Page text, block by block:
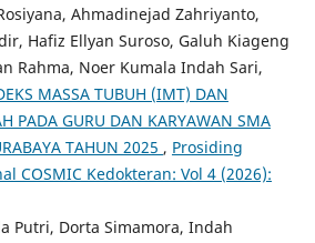
Ahmadinejad Zahriyanto,
Hafiz Ellyan Suroso, Galuh Kiageng
Rahma, Noer Kumala Indah Sari,
MASSA TUBUH (IMT) DAN
PADA GURU DAN KARYAWAN SMA
TAHUN 2025 , Prosiding
COSMIC Kedokteran: Vol 4 (2026):
Putri, Dorta Simamora, Indah